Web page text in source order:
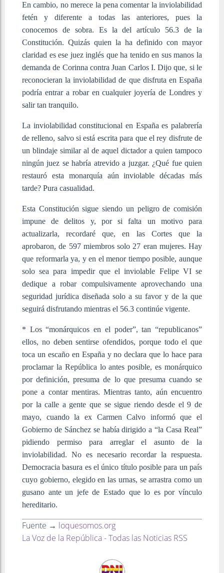
En cambio, no merece la pena comentar la inviolabilidad
fetén y diferente a todas las anteriores, pues la
conocemos de sobra. Es la del artículo 56.3 de la
Constitución. Quizás quien la ha definido con mayor
claridad es ese juez inglés que ha tenido en sus manos la
demanda de Corinna contra Juan Carlos I. Dijo que, si le
reconocieran la inviolabilidad de que disfruta en España
podría entrar a robar en cualquier joyería de Londres y
salir tan tranquilo.
La inviolabilidad constitucional en España es palabrería
de relleno, salvo si está escrita para que el rey disfrute de
un blindaje similar al de aquel dictador a quien tampoco
ningún juez se habría atrevido a juzgar. ¿Qué fue quien
restauró esta monarquía aún inviolable décadas más
tarde? Pura casualidad.
Esta Constitución sigue siendo un peligro de comisión
impune de delitos y, por si falta un motivo para
actualizarla, recordaré que, en las Cortes que la
aprobaron, de 597 miembros solo 27 eran mujeres. Hay
que reformarla ya, y en el menor tiempo posible, aunque
solo sea para impedir que el inviolable Felipe VI se
dedique a robar compulsivamente aprovechando una
seguridad jurídica diseñada solo a su favor y de la que
seguirá disfrutando mientras el 56.3 continúe vigente.
* Los “monárquicos en el poder”, tan “republicanos”
ellos, no deben sentirse ofendidos, porque todo el que
toca un escaño en España y no declara que lo hace para
proclamar la República lo antes posible, es monárquico
por definición, presuma de lo que presuma cuando se
pone a contar mentiras. Mientras tanto, aún encuentro
por la calle a gente que se sigue riendo desde el 9 de
mayo, cuando la ex Carmen Calvo informó que el
Gobierno de Sánchez se había dirigido a “la Casa Real”
pidiendo permiso para arreglar el asunto de la
inviolabilidad. No es necesario recordar la respuesta.
Democracia basura es el único título posible para un país
cuyo gobierno, elegido en las urnas, se arrastra como un
gusano ante un jefe de Estado que lo es por vínculo
hereditario.
Fuente → loquesomos.org
La Voz de la República - Todas las Noticias RSS